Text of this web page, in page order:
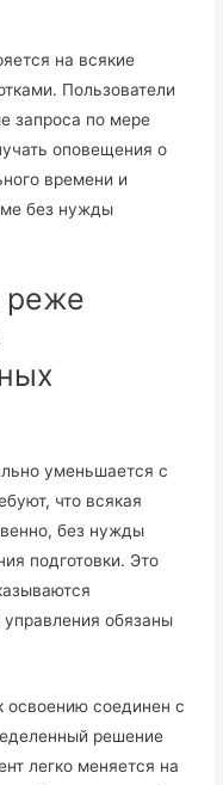
на всякие
Пользователи
запроса по мере
оповещения о
времени и
без нужды
реже
уменьшается с
что всякая
без нужды
подготовки. Это
обязаны
освоению соединен с
решение
легко меняется на